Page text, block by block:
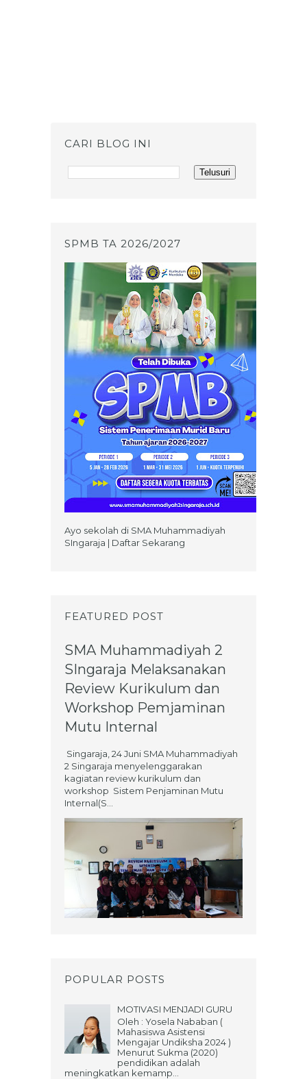
CARI BLOG INI
SPMB TA 2026/2027
Ayo sekolah di SMA Muhammadiyah
SIngaraja | Daftar Sekarang
FEATURED POST
SMA Muhammadiyah 2
SIngaraja Melaksanakan
Review Kurikulum dan
Workshop Pemjaminan
Mutu Internal
Singaraja, 24 Juni SMA Muhammadiyah
2 Singaraja menyelenggarakan
kagiatan review kurikulum dan
workshop Sistem Penjaminan Mutu
Internal(S...
POPULAR POSTS
MOTIVASI MENJADI GURU
Oleh : Yosela Nababan (
Mahasiswa Asistensi
Mengajar Undiksha 2024 )
Menurut Sukma (2020)
pendidikan adalah
meningkatkan kemamp...